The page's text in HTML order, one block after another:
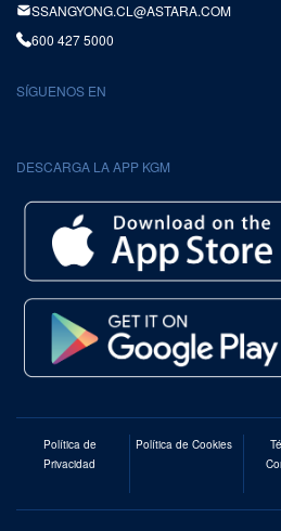
SSANGYONG.CL@ASTARA.COM
600 427 5000
SÍGUENOS EN
DESCARGA LA APP KGM
Política de
Privacidad
Política de Cookies